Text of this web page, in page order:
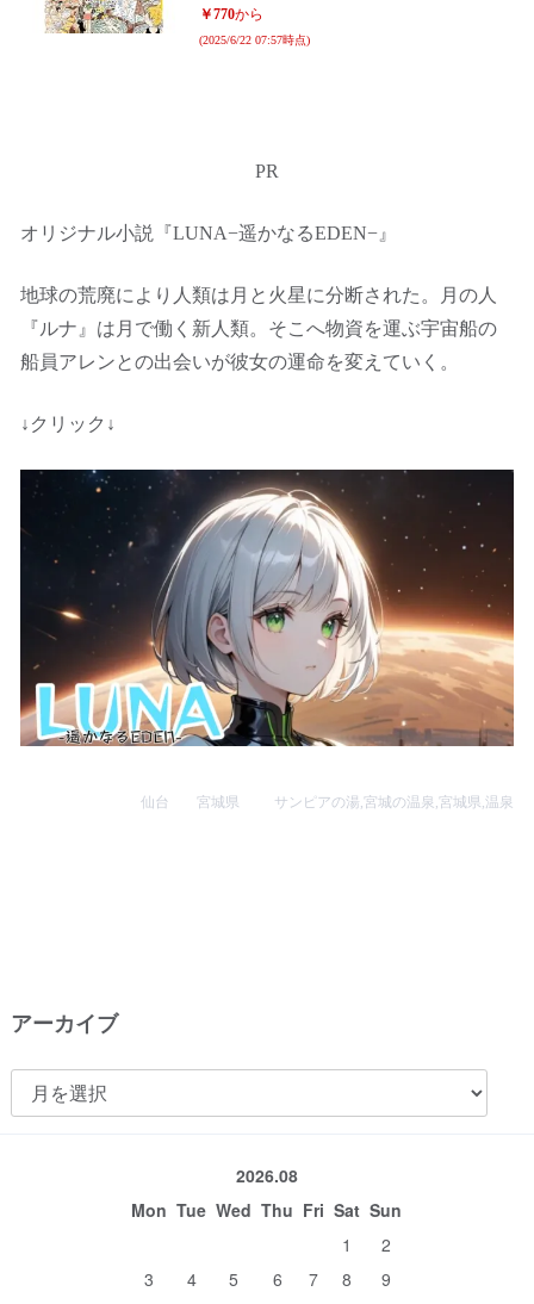
￥770から
(2025/6/22 07:57時点)
PR
オリジナル小説『LUNA−遥かなるEDEN−』
地球の荒廃により人類は月と火星に分断された。月の人
『ルナ』は月で働く新人類。そこへ物資を運ぶ宇宙船の
船員アレンとの出会いが彼女の運命を変えていく。
↓クリック↓
仙台 宮城県 サンピアの湯,宮城の温泉 ,宮城県,温泉
アーカイブ
ー
2026.08
Mon Tue Wed Thu Fri Sat Sun
1
2
3
4 5 6 7 8
9